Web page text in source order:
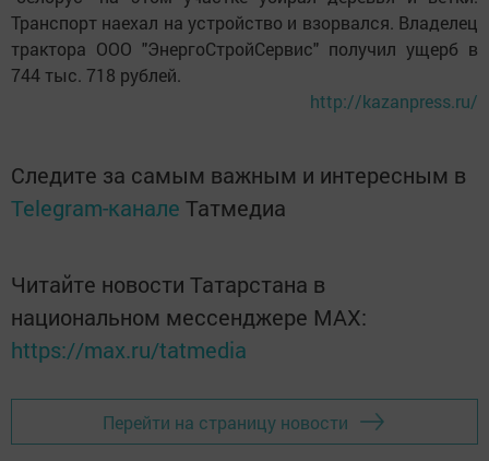
Транспорт наехал на устройство и взорвался. Владелец
трактора ООО "ЭнергоСтройСервис" получил ущерб в
744 тыс. 718 рублей.
http://kazanpress.ru/
Следите за самым важным и интересным в
Telegram-канале Татмедиа
Читайте новости Татарстана в
национальном мессенджере MАХ:
https://max.ru/tatmedia
Перейти на страницу новости